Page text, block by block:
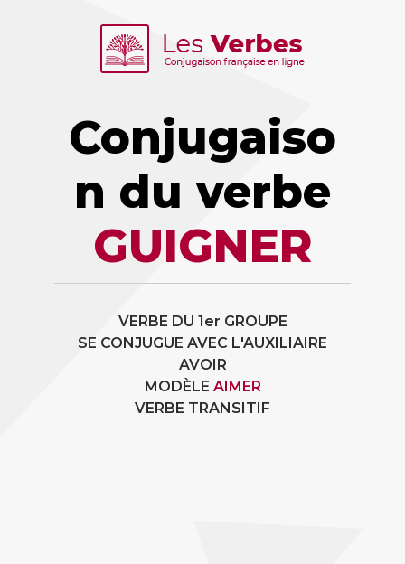
Conjugaiso
n du verbe
GUIGNER
VERBE DU 1er GROUPE
SE CONJUGUE AVEC L'AUXILIAIRE
AVOIR
MODÈLE AIMER
VERBE TRANSITIF